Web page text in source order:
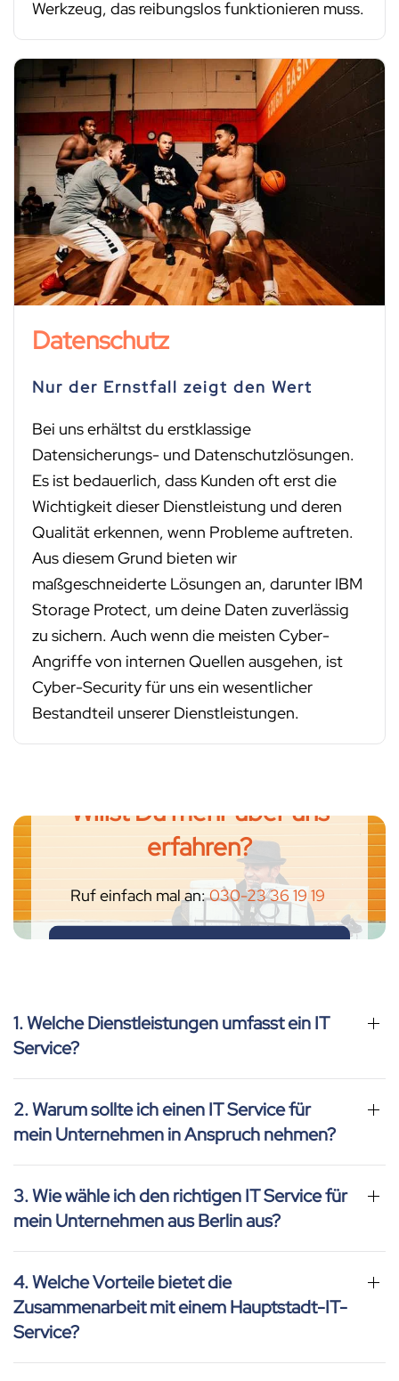
Werkzeug, das reibungslos funktionieren muss.
Datenschutz
Nur der Ernstfall zeigt den Wert
Bei uns erhältst du erstklassige
Datensicherungs- und Datenschutzlösungen.
Es ist bedauerlich, dass Kunden oft erst die
Wichtigkeit dieser Dienstleistung und deren
Qualität erkennen, wenn Probleme auftreten.
Aus diesem Grund bieten wir
maßgeschneiderte Lösungen an, darunter IBM
Storage Protect, um deine Daten zuverlässig
zu sichern. Auch wenn die meisten Cyber-
Angriffe von internen Quellen ausgehen, ist
Cyber-Security für uns ein wesentlicher
Bestandteil unserer Dienstleistungen.
Willst Du mehr über uns
erfahren?
Ruf einfach mal an:030-23 36 19 19
ODER SCHICK NE MAIL
1. Welche Dienstleistungen umfasst ein IT
Service?
2. Warum sollte ich einen IT Service für
mein Unternehmen in Anspruch nehmen?
3. Wie wähle ich den richtigen IT Service für
mein Unternehmen aus Berlin aus?
4. Welche Vorteile bietet die
Zusammenarbeit mit einem Hauptstadt-IT-
Service?